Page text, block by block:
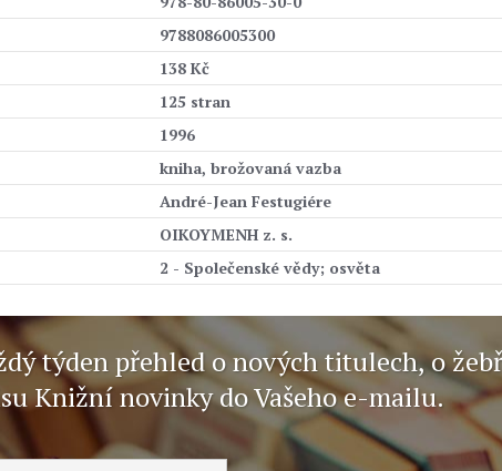
9788086005300
138 Kč
125 stran
1996
kniha, brožovaná vazba
André-Jean Festugiére
OIKOYMENH z. s.
2 - Společenské vědy; osvěta
týden přehled o nových titulech, o
Knižní novinky do Vašeho e-mailu.